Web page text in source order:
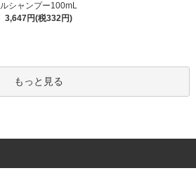
ルシャンプー100mL
3,647円(税332円)
もっと見る